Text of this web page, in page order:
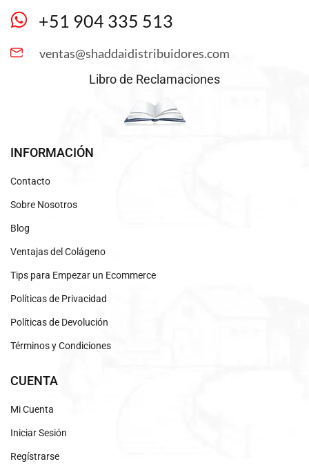
+51 904 335 513
ventas@shaddaidistribuidores.com
Libro de Reclamaciones
INFORMACIÓN
Contacto
Sobre Nosotros
Blog
Ventajas del Colágeno
Tips para Empezar un Ecommerce
Políticas de Privacidad
Políticas de Devolución
Términos y Condiciones
CUENTA
Mi Cuenta
Iniciar Sesión
Regístrarse